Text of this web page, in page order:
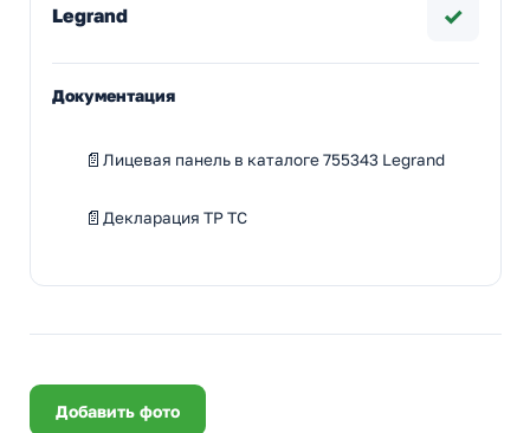
Legrand ✓
Документация
Лицевая панель в каталоге 755343 Legrand
Декларация ТР ТС
Добавить фото